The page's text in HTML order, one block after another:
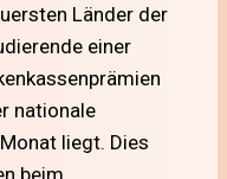
Länder der
einer
nationale
liegt. Dies
beim